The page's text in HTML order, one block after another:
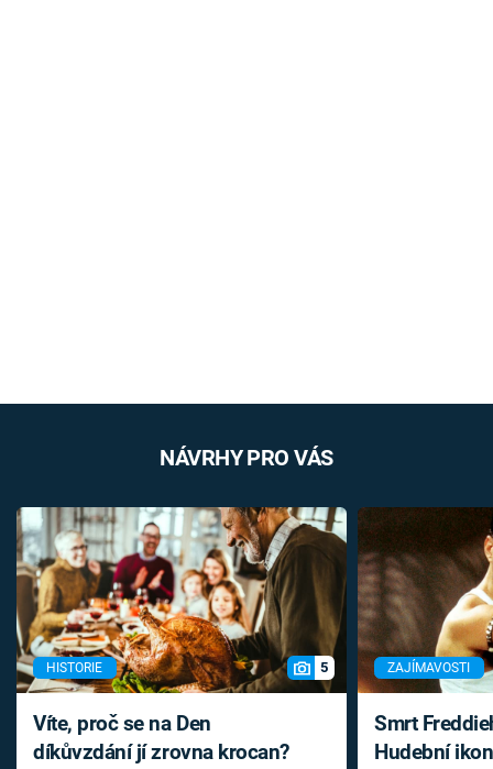
NÁVRHY PRO VÁS
HISTORIE 5
Víte, proč se na Den
díkůvzdání jí zrovna krocan?
ZAJÍMAVOSTI
Smrt
Hudební